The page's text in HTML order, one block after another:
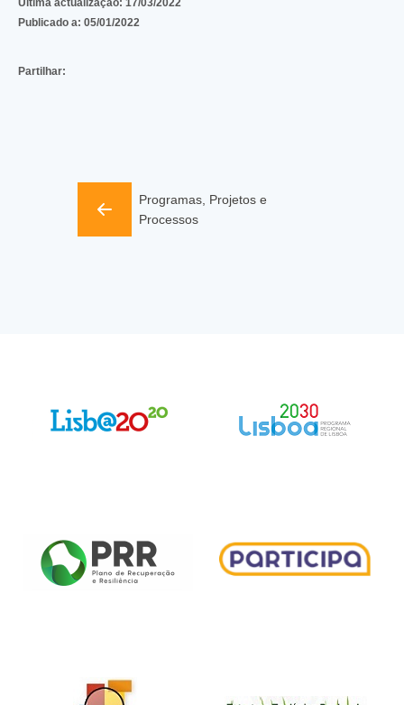
Última actualização: 17/03/2022
Publicado a: 05/01/2022
Partilhar:
Programas, Projetos e
Processos